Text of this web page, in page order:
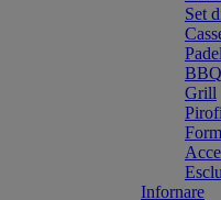
Set
Grill
Infornare